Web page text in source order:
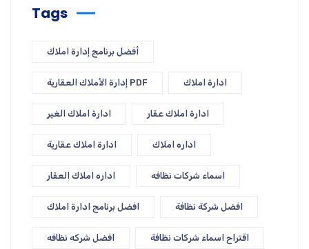
Tags
أفضل برنامج إدارة املاك
إدارة الأملاك العقارية PDF ادارة املاك
ادارة املاك الغير ادارة املاك عقار
ادارة املاك عقارية اداره املاك
اداره املاك العقار اسماء شركات نظافه
افضل برنامج ادارة املاك افضل شركة نظافة
افضل شركه نظافه اقتراح اسماء شركات نظافة